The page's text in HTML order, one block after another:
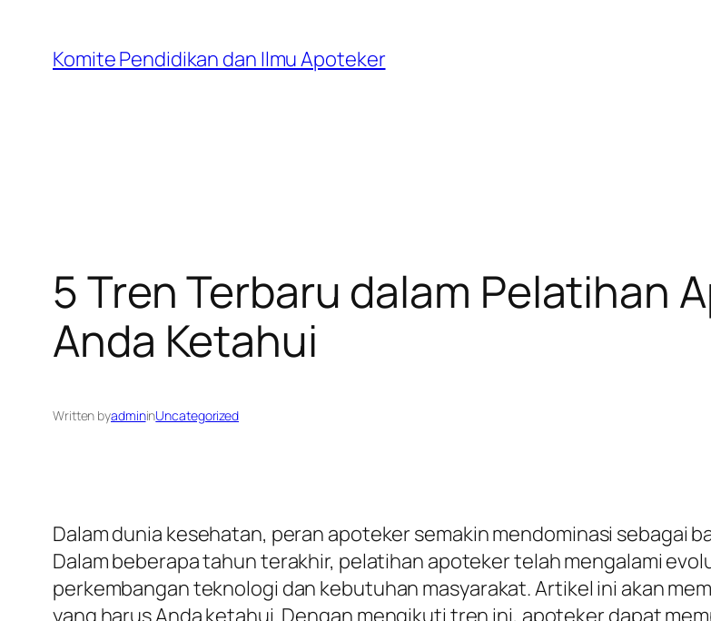
content
Komite Pendidikan dan Ilmu Apoteker
5 Tren Terbaru dalam Pelatihan
Anda Ketahui
Written byadmininUncategorized
Dalam dunia kesehatan, peran apoteker semakin mendominasi sebagai
Dalam beberapa tahun terakhir, pelatihan apoteker telah mengalami
perkembangan teknologi dan kebutuhan masyarakat. Artikel ini akan